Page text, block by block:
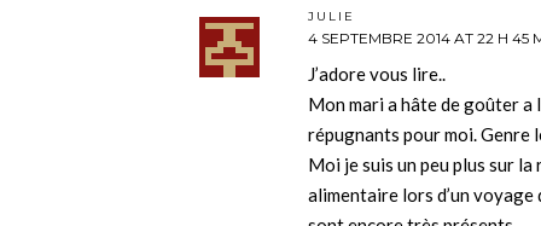
JULIE
4 SEPTEMBRE 2014 AT 22 H 45
J’adore vous lire..
Mon mari a hâte de goûter
répugnants pour moi. Genre
Moi je suis un peu plus sur
alimentaire lors d’un voyage